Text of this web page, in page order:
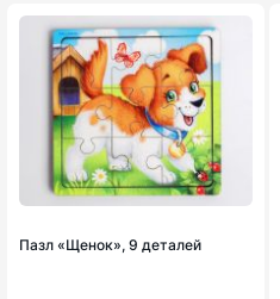
Пазл «Щенок», 9 деталей